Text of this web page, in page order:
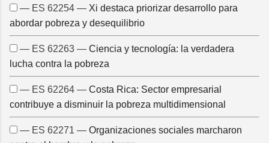
— ES 62254 — Xi destaca priorizar desarrollo para
abordar pobreza y desequilibrio
— ES 62263 — Ciencia y tecnología: la verdadera
lucha contra la pobreza
— ES 62264 — Costa Rica: Sector empresarial
contribuye a disminuir la pobreza multidimensional
— ES 62271 — Organizaciones sociales marcharon